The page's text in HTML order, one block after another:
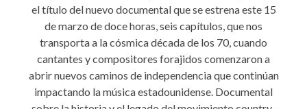
el título del nuevo documental que se estrena este 15
de marzo de doce horas, seis capítulos, que nos
transporta a la cósmica década de los 70, cuando
cantantes y compositores forajidos comenzaron a
abrir nuevos caminos de independencia que continúan
impactando la música estadounidense. Documental